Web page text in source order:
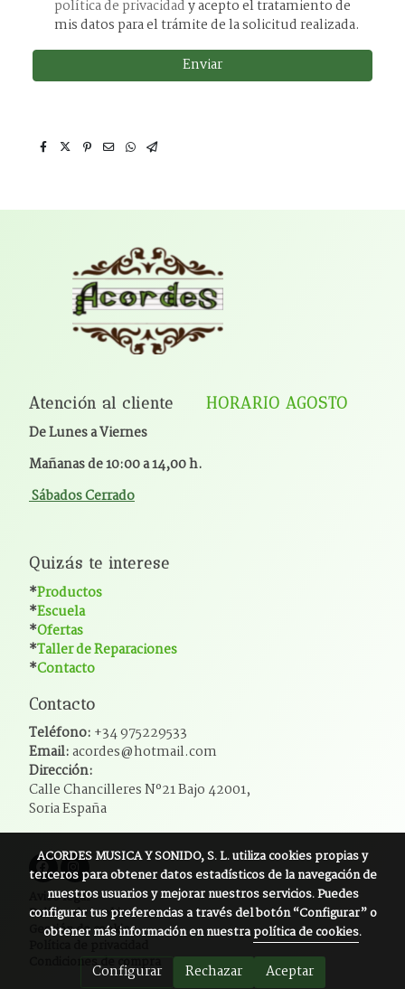
política de privacidady acepto el tratamiento de
mis datos para el trámite de la solicitud realizada.
Enviar
Atención al cliente HORARIO AGOSTO
De Lunes a Viernes
Mañanas de 10:00 a 14,00 h.
Sábados Cerrado
Quizás te interese
*Productos
*Escuela
*Ofertas
*Taller de Reparaciones
*Contacto
Contacto
Teléfono: +34 975229533
Email:acordes@hotmail.com
Dirección:
Calle Chancilleres Nº21 Bajo 42001,
Soria España
Aviso legal
Política de cookies
Gestión de cookies
Condiciones de compra
ACORDES MUSICA Y SONIDO, S. L.utiliza cookies propias y
terceros para obtener datos estadísticos de la navegación de
nuestros usuarios y mejorar nuestros servicios. Puedes
configurar tus preferencias a través del botón “Configurar” o
obtener más información en nuestrapolítica de cookies.
Configurar Rechazar Aceptar